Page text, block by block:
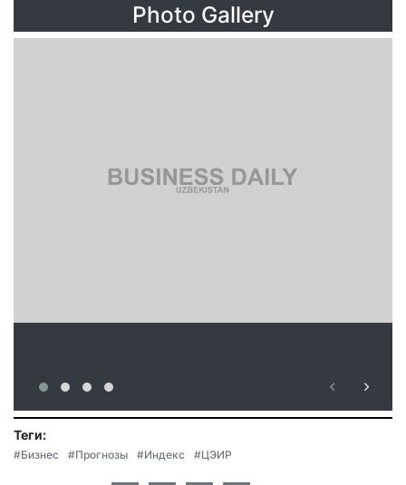
Photo Gallery
Теги:
#Бизнес #Прогнозы #Индекс #ЦЭИР